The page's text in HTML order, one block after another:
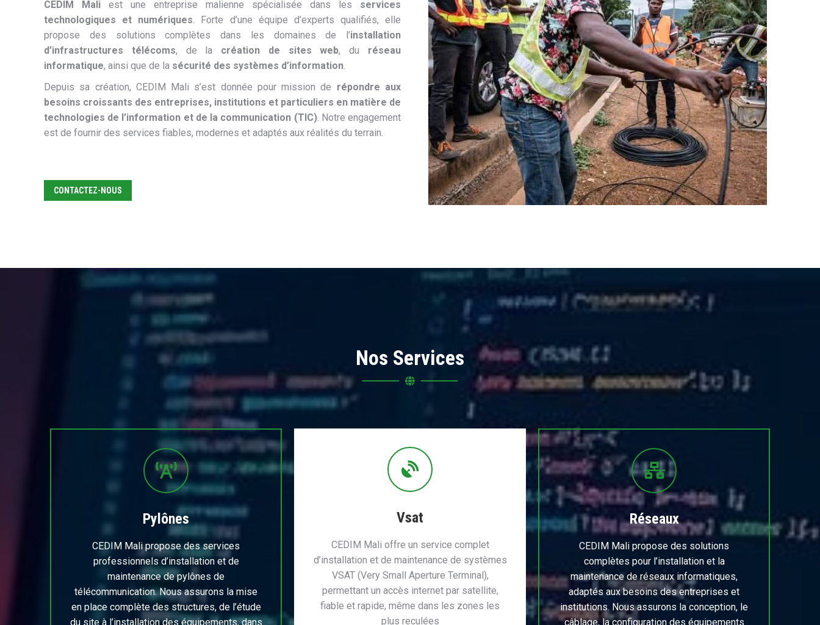
CEDIM Mali est une entreprise malienne spécialisée dans les services
technologiques et numériques. Forte d’une équipe d’experts qualifiés, elle
propose des solutions complètes dans les domaines de l’installation
d’infrastructures télécoms, de la création de sites web, du réseau
informatique, ainsi que de la sécurité des systèmes d’information.
Depuis sa création, CEDIM Mali s’est donnée pour mission de répondre aux
besoins croissants des entreprises, institutions et particuliers en matière de
technologies de l’information et de la communication (TIC). Notre engagement
est de fournir des services fiables, modernes et adaptés aux réalités du terrain.
CONTACTEZ-NOUS
Nos Services
Pylônes
CEDIM Mali propose des services
professionnels d’installation et de
maintenance de pylônes de
télécommunication. Nous assurons la mise
en place complète des structures, de l’étude
du site à l’installation des équipements, dans
Vsat
CEDIM Mali offre un service complet
d’installation et de maintenance de systèmes
VSAT (Very Small Aperture Terminal),
permettant un accès internet par satellite,
fiable et rapide, même dans les zones les
plus reculées
Réseaux
CEDIM Mali propose des solutions
complètes pour l’installation et la
maintenance de réseaux informatiques,
adaptés aux besoins des entreprises et
institutions. Nous assurons la conception, le
câblage, la configuration des équipements